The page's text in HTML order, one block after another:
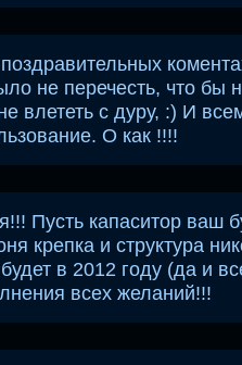
не перечесть, что бы
влететь с дуру, :) И
О как !!!!
Пусть капаситор ваш
крепка и структура
в 2012 году (да и
всех желаний!!!